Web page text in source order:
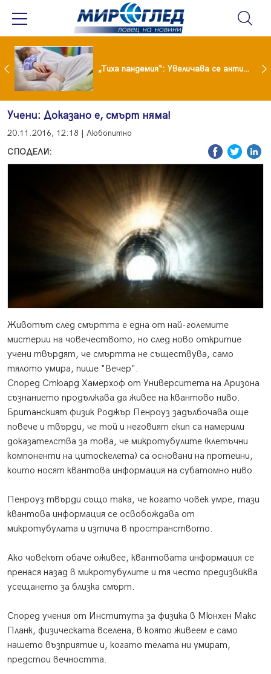
„Тиха пандемия“: Увеличава се антибиотичната резистентност при децата
Учени: Доказано е, смърт няма!
20.11.2016, 12:18 | Любопитно
СПОДЕЛИ:
Животът след смъртта е една от най-големите
мистерии на човечеството, но след ново откритие
учени твърдят, че смъртта не съществува, само
тялото умира, пише "Вечер".
Според Стюард Хамерхоф от Университета на Аризона
съзнанието продължава да живее на квантово ниво.
Британският физик Роджър Пенроуз задълбочава още
повече и твърди, че той и неговият екип са намерили
доказателства за това, че микротубулите (клетъчни
компоненти на цитоскелета) са основани на протеини,
които носят квантова информация на субатомно ниво.
Пенроуз твърди също така, че когато човек умре, тази
квантова информация се освобождава от
микротубулата и изтича в пространството.
Ако човекът обаче оживее, квантовата информация се
пренася назад в микротубулите и тя често предизвиква
усещането за близка смърт.
Според учения от Института за физика в Мюнхен Макс
Планк, физическата вселена, в която живеем е само
нашето възприятие и, когато телата ни умират,
предстои вечността.